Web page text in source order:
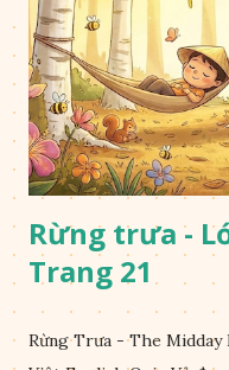
Rừng trưa -
Trang 21
Rừng Trưa - The